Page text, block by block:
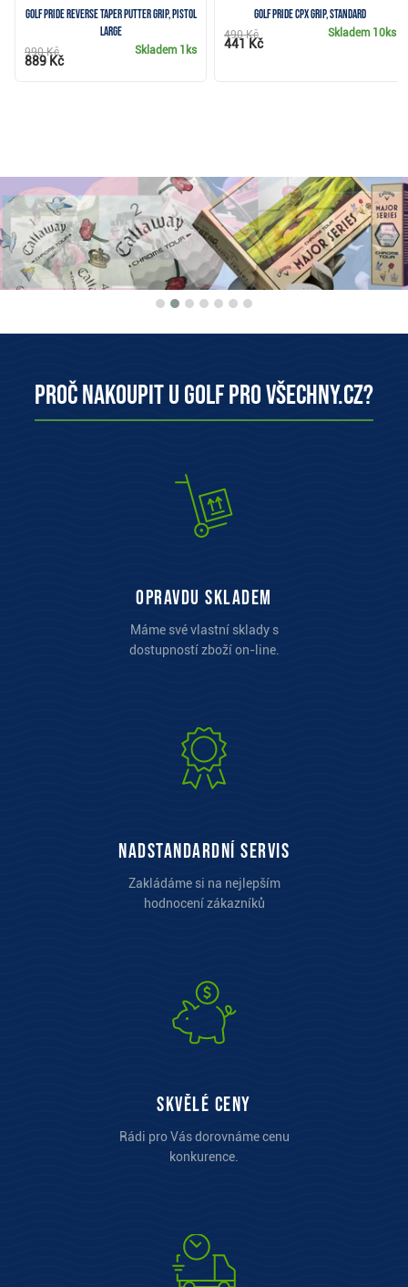
Golf Pride Reverse Taper putter grip, Pistol
Large
Skladem 1ks
990 Kč
889 Kč
Golf Pride CPx grip, Standard
Skladem 10ks
490 Kč
441 Kč
Proč nakoupit u Golf pro všechny.cz?
opravdu skladem
Máme své vlastní sklady s
dostupností zboží on-line.
Nadstandardní servis
Zakládáme si na nejlepším
hodnocení zákazníků
Skvělé ceny
Rádi pro Vás dorovnáme cenu
konkurence.